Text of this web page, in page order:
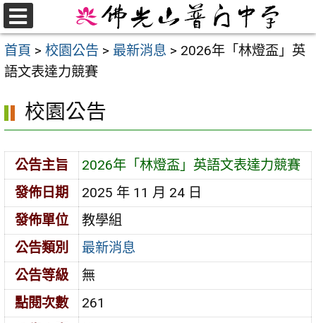
跳
至
主
要
首頁 > 校園公告 > 最新消息 > 2026年「林燈盃」英
語文表達力競賽
校園公告
公告主旨
2026年「林燈盃」英語文表達力競賽
發佈日期
2025 年 11 月 24 日
發佈單位
教學組
公告類別
最新消息
公告等級
無
點閱次數
261
選
單